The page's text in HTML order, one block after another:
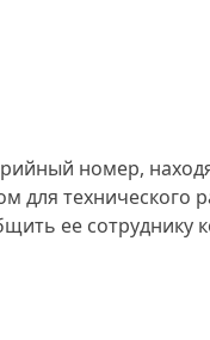
номер,
для технического
ее сотруднику